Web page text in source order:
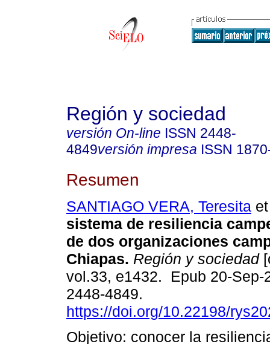
Región y sociedad
versión On-line ISSN 2448-
4849versión impresa ISSN
Resumen
SANTIAGO VERA, Teresita
sistema de resiliencia
de dos organizaciones
Chiapas. Región y sociedad
vol.33, e1432. Epub 20-Sep-
2448-4849.
https://doi.org/10.22198/
Objetivo: conocer la